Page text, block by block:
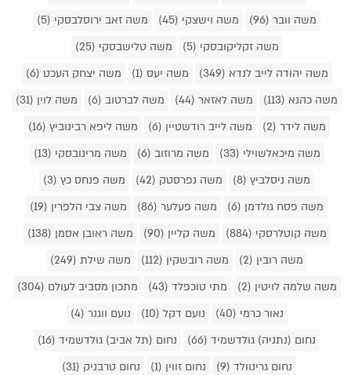
משה וובר (96)
משה וישצקי (45)
משה זאב ירוסלבסקי (5)
משה זקליקובסקי (5)
משה טלישבסקי (25)
משה יהודה לייב לנדא (349)
משה יעס (1)
משה יצחק העכט (6)
משה כהנא (113)
משה לאזאר (44) משה לברטוב (6)
משה לוין (31)
משה לידר (2)
משה לייב רודשטיין (6)
משה ליפא רבינוביץ (16)
משה מיכאלשוילי (33)
משה מרוזוב (6)
משה מרינובסקי (13)
משה ניסלביץ (8)
משה נפרסטק (42)
משה פנחס כץ (3)
משה פסח גולדמן (6)
משה פעלער (86)
משה צבי הלפרין (19)
משה קוטלרסקי (884)
משה קליין (90)
משה ראובן אסמן (138)
משה רובין (2)
משה רובשקין (112)
משה שילת (249)
משה שלמה לויטין (2)
מתי טוכפלד (43)
מתכון מסביב לעולם (304)
נאור כרמי (40)
נועם דקל (10)
נועם ווגנר (4)
נחום (נתניה) גולדשמיד (66)
נחום (תל אביב) גולדשמיד (16)
נחום גרינוולד (9)
נחום זווין (1)
נחום טרבניק (31)